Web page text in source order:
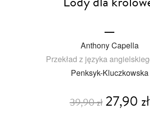
Anthony Capella
Przekład z języka
Penksyk-Kluczkowska
39,90 zł27,90 zł